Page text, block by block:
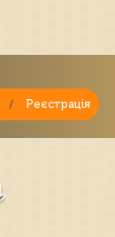
/ Реєстрація